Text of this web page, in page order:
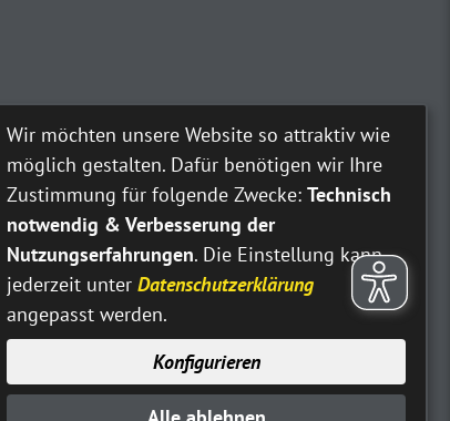
Wir möchten unsere Website so attraktiv wie
möglich gestalten. Dafür benötigen wir Ihre
Zustimmung für folgende Zwecke: Technisch
notwendig & Verbesserung der
Nutzungserfahrungen. Die Einstellung kann
jederzeit unter Datenschutzerklärung
angepasst werden.
Konfigurieren